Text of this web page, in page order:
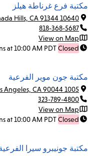
مكتبة فرع غرناطة هيلز
10640 Petit Avenue, Granada Hills, CA 91344
818-368-5687
View on Map
Closed
at 10:00 AM PDT
مكتبة جون موير الفرعية
1005 W. 64th Street, Los Angeles, CA 90044
323-789-4800
View on Map
Closed
at 10:00 AM PDT
مكتبة جونيبرو سيرا